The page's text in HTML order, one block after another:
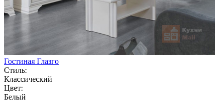
Гостиная Глазго
Стиль:
Классический
Цвет:
Белый